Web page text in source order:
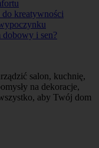
kreatywności
i sen?
salon, kuchnię,
na dekoracje,
aby Twój dom